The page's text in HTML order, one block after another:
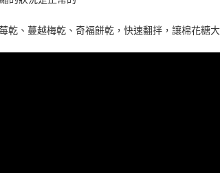
乾、蔓越梅乾、奇福餅乾，快速翻拌，讓棉花糖